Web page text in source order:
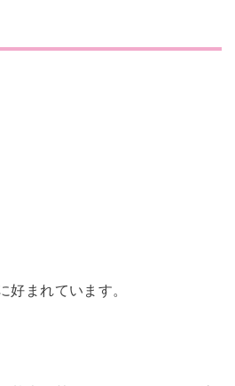
好まれています。